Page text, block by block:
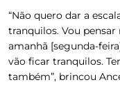
“Não quero dar a
tranquilos. Vou pensar
amanhã [segunda-
vão ficar tranquilos.
também”, brincou